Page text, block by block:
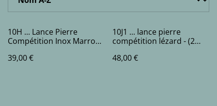
10H ... Lance Pierre
Compétition Inox Marron -
39,00 €
10J1 ... lance pierre
compétition lézard - (2
48,00 €